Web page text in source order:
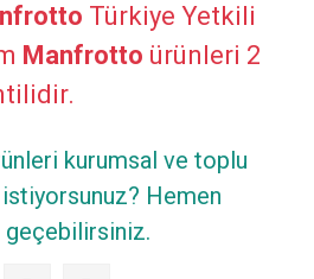
Türkiye Yetkili
Manfrotto ürünleri 2
kurumsal ve toplu
Hemen